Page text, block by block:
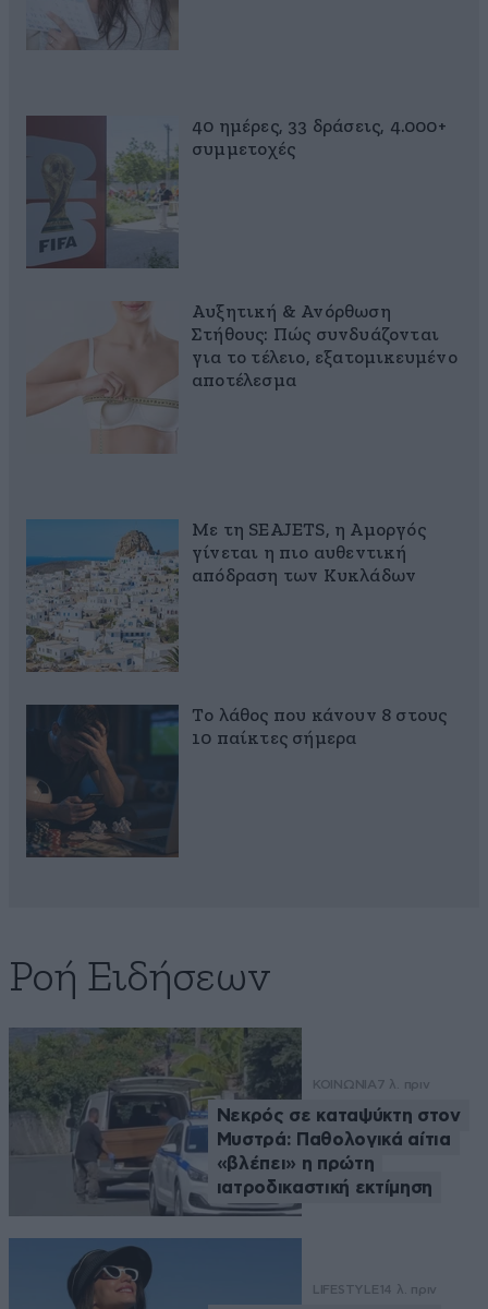
40 ημέρες, 33 δράσεις, 4.000+
συμμετοχές
Αυξητική & Ανόρθωση
Στήθους: Πώς συνδυάζονται
για το τέλειο, εξατομικευμένο
αποτέλεσμα
Με τη SEAJETS, η Αμοργός
γίνεται η πιο αυθεντική
απόδραση των Κυκλάδων
Το λάθος που κάνουν 8 στους
10 παίκτες σήμερα
Ροή Ειδήσεων
ΚΟΙΝΩΝΙΑ7 λ. πριν
Νεκρός σε καταψύκτη στον
Μυστρά: Παθολογικά αίτια
«βλέπει» η πρώτη
ιατροδικαστική εκτίμηση
LIFESTYLE 14 λ. πριν